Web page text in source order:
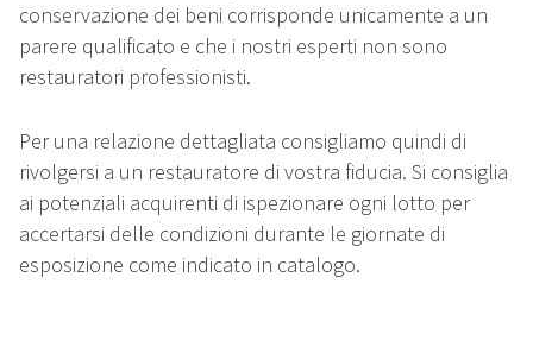
conservazione dei beni corrisponde unicamente a un
parere qualificato e che i nostri esperti non sono
restauratori professionisti.
Per una relazione dettagliata consigliamo quindi di
rivolgersi a un restauratore di vostra fiducia. Si consiglia
ai potenziali acquirenti di ispezionare ogni lotto per
accertarsi delle condizioni durante le giornate di
esposizione come indicato in catalogo.